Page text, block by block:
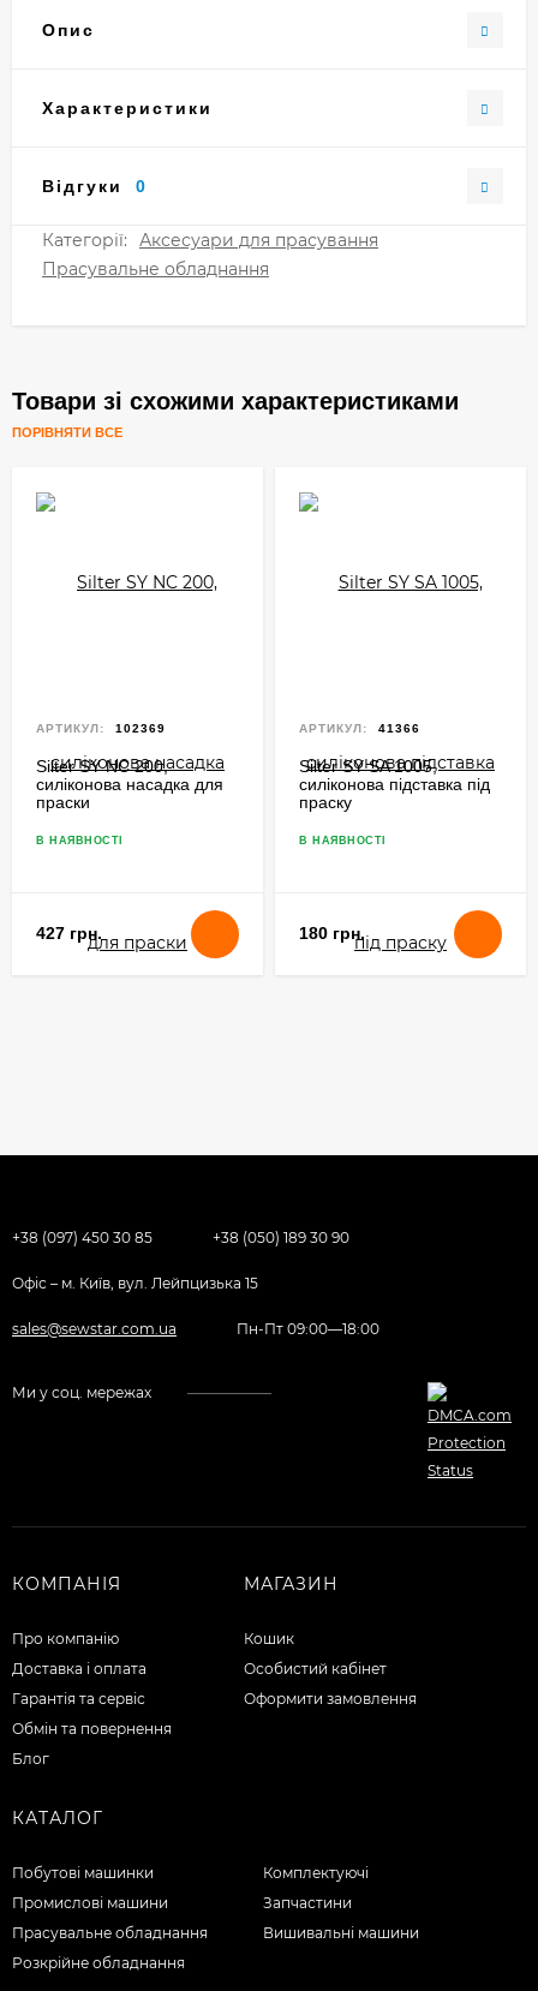
Опис
Характеристики
Відгуки 0
Категорії:
Аксесуари для прасування
Прасувальне обладнання
Товари зі схожими характеристиками
ПОРІВНЯТИ ВСЕ
АРТИКУЛ: 102369
Silter SY NC 200,
силіконова насадка для
праски
В НАЯВНОСТІ
427 грн.
АРТИКУЛ: 41366
Silter SY SA 1005,
силіконова підставка під
праску
В НАЯВНОСТІ
180 грн.
+38 (097) 450 30 85 +38 (050) 189 30 90
Офіс – м. Київ, вул. Лейпцизька 15
sales@sewstar.com.ua Пн-Пт 09:00—18:00
Ми у соц. мережах
КОМПАНІЯ
Про компанію
Доставка і оплата
Гарантія та сервіс
Обмін та повернення
Блог
МАГАЗИН
Кошик
Особистий кабінет
Оформити замовлення
КАТАЛОГ
Побутові машинки
Промислові машини
Прасувальне обладнання
Розкрійне обладнання
Комплектуючі
Запчастини
Вишивальні машини